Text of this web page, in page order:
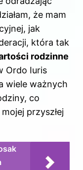
że mam
jak
która tak
rodzinne
Ordo Iuris
wiele ważnych
co
przyszłej